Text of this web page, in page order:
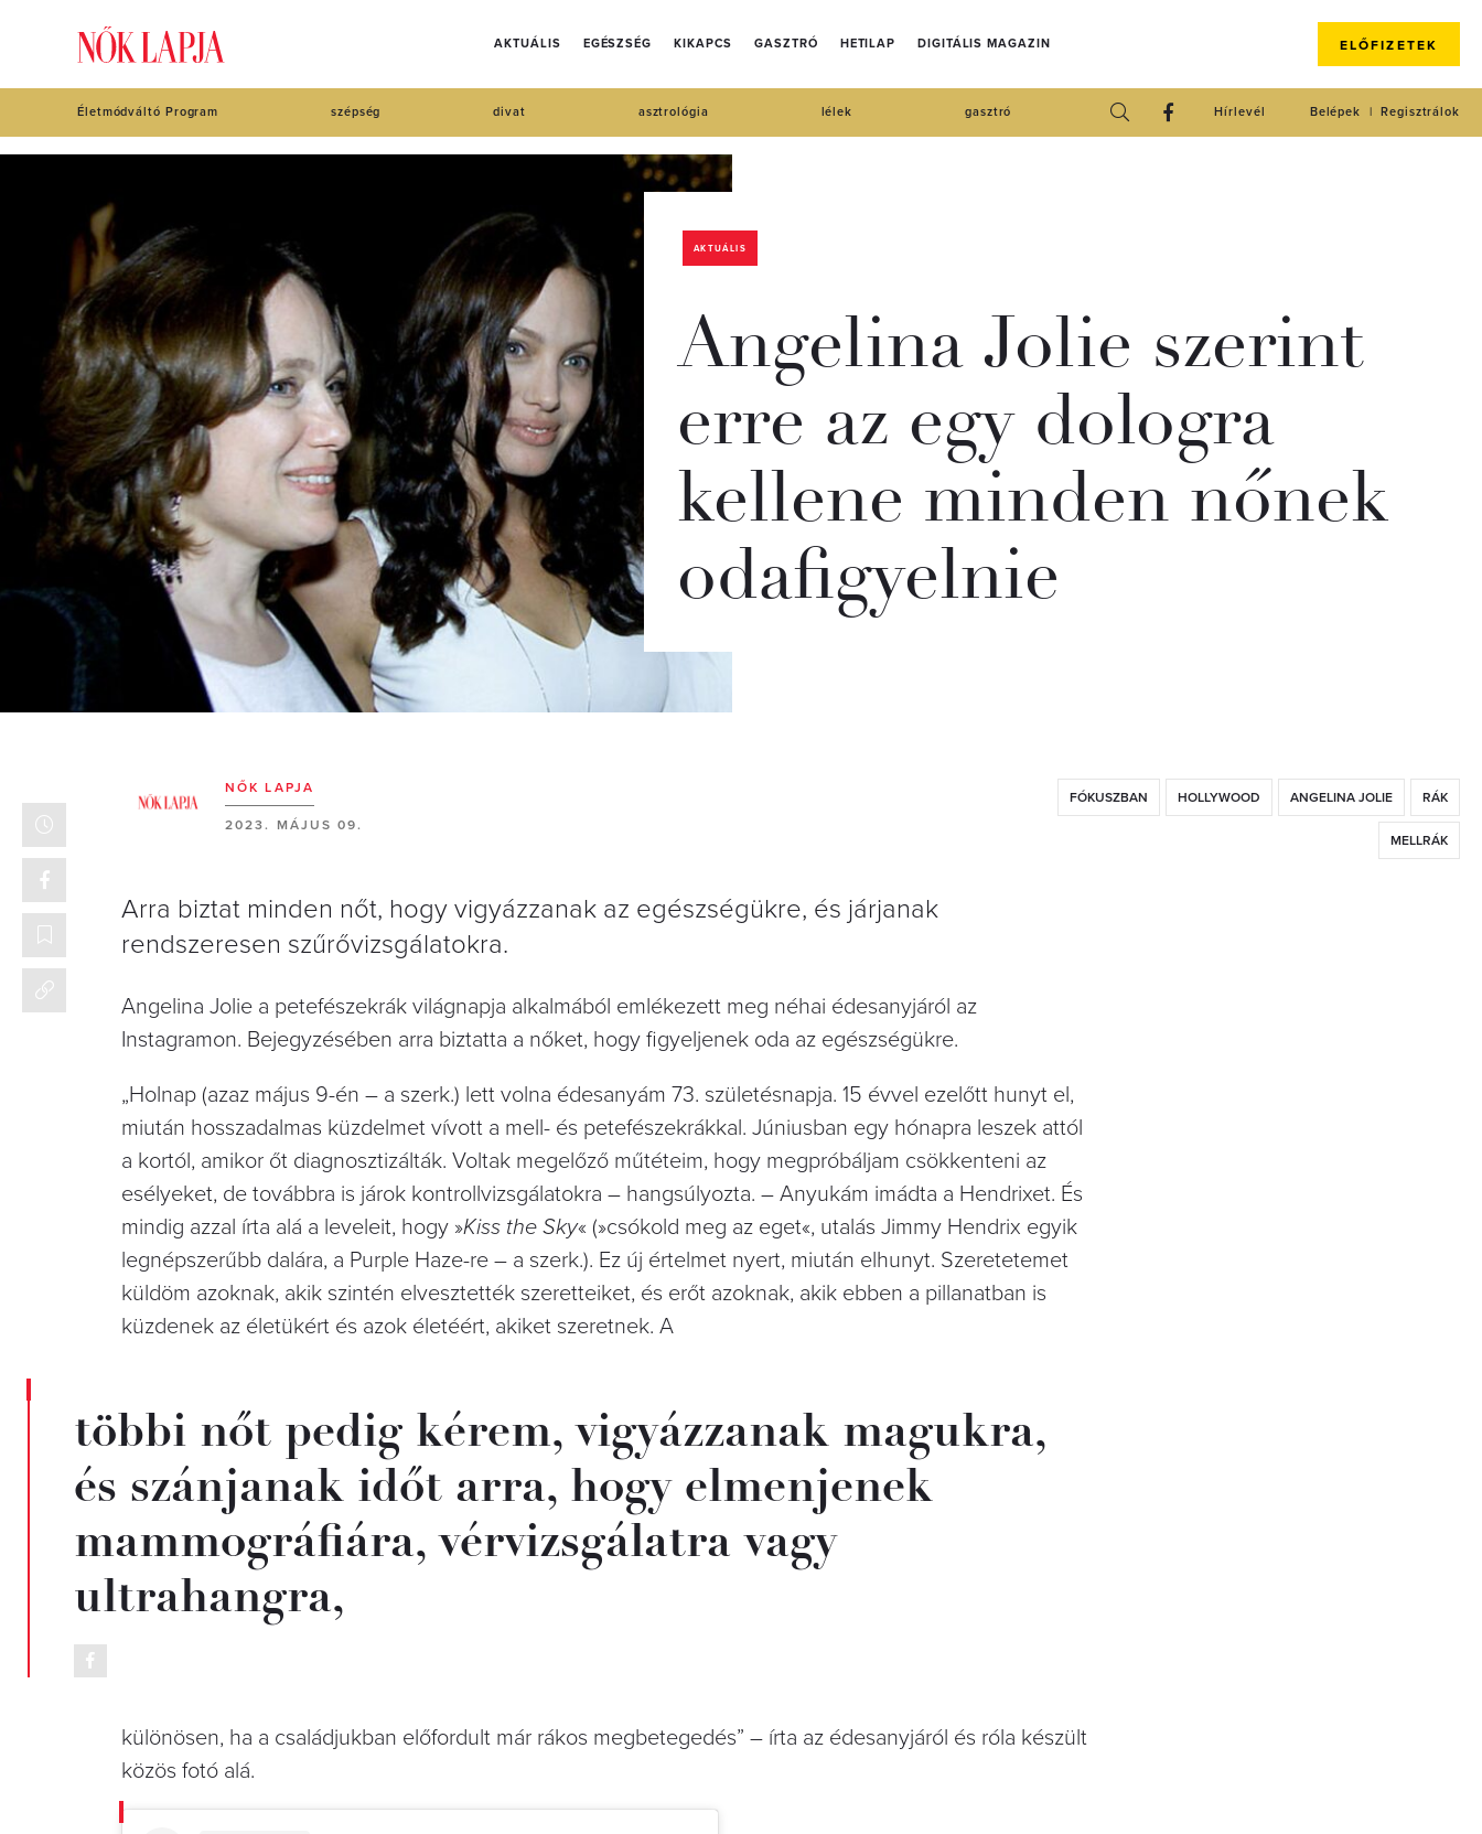
AKTUÁLIS EGÉSZSÉG KIKAPCS GASZTRÓ HETILAP DIGITÁLIS MAGAZIN ELŐFIZETEK
Életmódváltó Program szépség divat asztrológia lélek gasztró Regisztrálok
Belépek
Hírlevél
AKTUÁLIS
Angelina Jolie szerint
erre az egy dologra
kellene minden nőnek
odafigyelnie
NŐK LAPJA
2023. MÁJUS 09.
FÓKUSZBAN HOLLYWOOD ANGELINA JOLIE RÁK
MELLRÁK
Arra biztat minden nőt, hogy vigyázzanak az egészségükre, és járjanak
rendszeresen szűrővizsgálatokra.
Angelina Jolie a petefészekrák világnapja alkalmából emlékezett meg néhai édesanyjáról az
Instagramon. Bejegyzésében arra biztatta a nőket, hogy figyeljenek oda az egészségükre.
„Holnap (azaz május 9-én – a szerk.) lett volna édesanyám 73. születésnapja. 15 évvel ezelőtt hunyt el,
miután hosszadalmas küzdelmet vívott a mell- és petefészekrákkal. Júniusban egy hónapra leszek attól
a kortól, amikor őt diagnosztizálták. Voltak megelőző műtéteim, hogy megpróbáljam csökkenteni az
esélyeket, de továbbra is járok kontrollvizsgálatokra – hangsúlyozta. – Anyukám imádta a Hendrixet. És
mindig azzal írta alá a leveleit, hogy »Kiss the Sky« (»csókold meg az eget«, utalás Jimmy Hendrix egyik
legnépszerűbb dalára, a Purple Haze-re – a szerk.). Ez új értelmet nyert, miután elhunyt. Szeretetemet
küldöm azoknak, akik szintén elvesztették szeretteiket, és erőt azoknak, akik ebben a pillanatban is
küzdenek az életükért és azok életéért, akiket szeretnek. A
többi nőt pedig kérem, vigyázzanak magukra,
és szánjanak időt arra, hogy elmenjenek
mammográfiára, vérvizsgálatra vagy
ultrahangra,
különösen, ha a családjukban előfordult már rákos megbetegedés” – írta az édesanyjáról és róla készült
közös fotó alá.